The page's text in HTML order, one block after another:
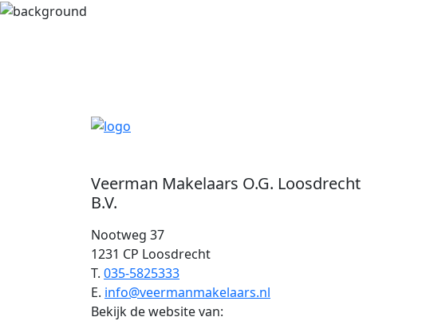
Veerman Makelaars O.G. Loosdrecht
B.V.
Nootweg 37
1231 CP Loosdrecht
T. 035-5825333
E. info@veermanmakelaars.nl
Bekijk de website van: